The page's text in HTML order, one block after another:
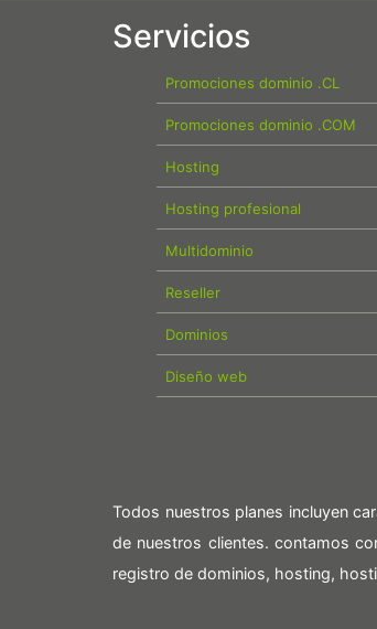
Servicios
Promociones dominio .CL
Promociones dominio .COM
Hosting
Hosting profesional
Multidominio
Reseller
Dominios
Diseño web
Todos nuestros planes incluyen
de nuestros clientes. contamos
registro de dominios, hosting,